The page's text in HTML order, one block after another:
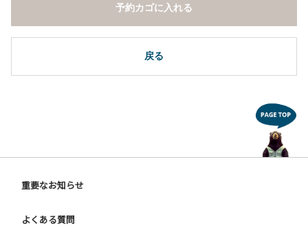
戻る
予約カゴに入れる
重要なお知らせ
よくある質問